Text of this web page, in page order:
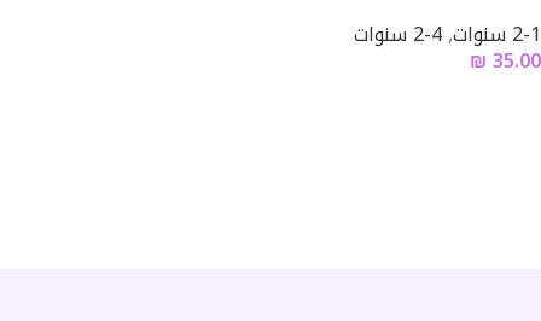
2-1 سنوات ,4-2 سنوات
₪35.00